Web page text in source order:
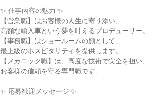
✨ 仕事内容の魅力 ✨
【営業職】はお客様の人生に寄り添い、
高額な輸入車という夢を叶えるプロデューサー。
【事務職】はショールームの顔として、
最上級のホスピタリティを提供します。
【メカニック職】は、高度な技術で安全を担い、
お客様の信頼を守る専門職です。
✨ 応募歓迎メッセージ ✨